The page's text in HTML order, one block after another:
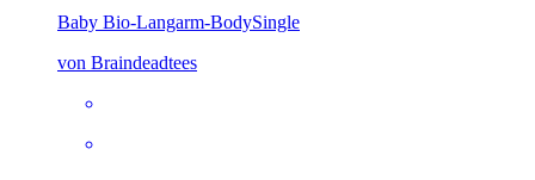
Baby Bio-Langarm-BodySingle
von Braindeadtees